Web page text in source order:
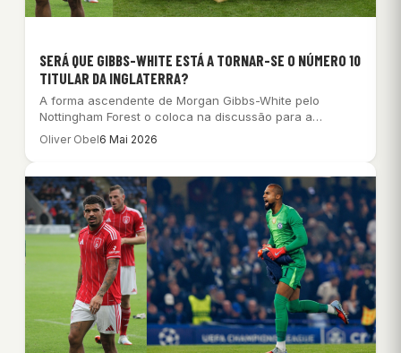
SERÁ QUE GIBBS-WHITE ESTÁ A TORNAR-SE O NÚMERO 10
TITULAR DA INGLATERRA?
A forma ascendente de Morgan Gibbs-White pelo
Nottingham Forest o coloca na discussão para a…
Oliver Obel6 Mai 2026